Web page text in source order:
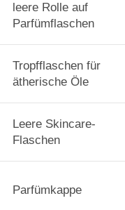
leere Rolle auf
Parfümflaschen
Tropfflaschen für
ätherische Öle
Leere Skincare-
Flaschen
Parfümkappe